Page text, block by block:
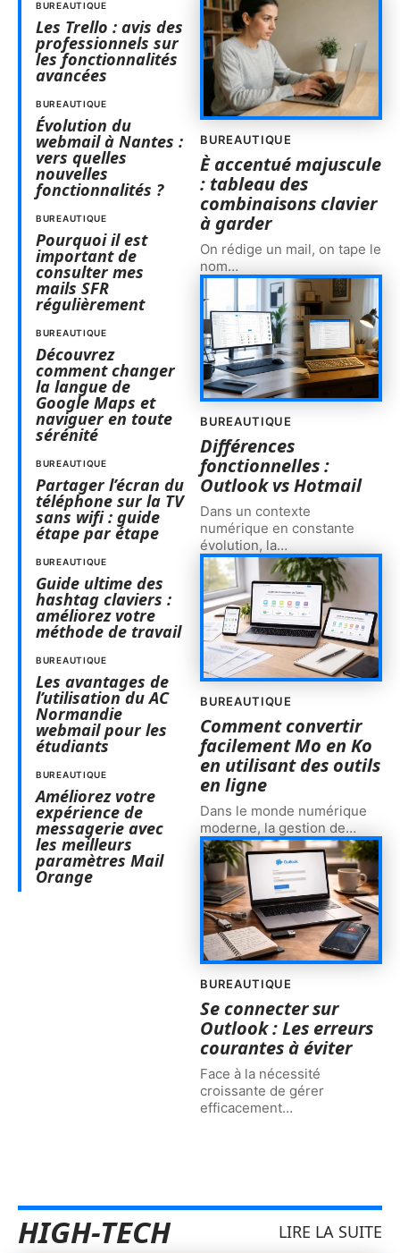
BUREAUTIQUE
Les Trello : avis des
professionnels sur
les fonctionnalités
avancées
BUREAUTIQUE
Évolution du
webmail à Nantes :
vers quelles
nouvelles
fonctionnalités ?
BUREAUTIQUE
Pourquoi il est
important de
consulter mes
mails SFR
régulièrement
BUREAUTIQUE
Découvrez
comment changer
la langue de
Google Maps et
naviguer en toute
sérénité
BUREAUTIQUE
Partager l’écran du
téléphone sur la TV
sans wifi : guide
étape par étape
BUREAUTIQUE
Guide ultime des
hashtag claviers :
améliorez votre
méthode de travail
BUREAUTIQUE
Les avantages de
l’utilisation du AC
Normandie
webmail pour les
étudiants
BUREAUTIQUE
Améliorez votre
expérience de
messagerie avec
les meilleurs
paramètres Mail
Orange
BUREAUTIQUE
È accentué majuscule
: tableau des
combinaisons clavier
à garder
On rédige un mail, on tape le
nom…
BUREAUTIQUE
Différences
fonctionnelles :
Outlook vs Hotmail
Dans un contexte
numérique en constante
évolution, la…
BUREAUTIQUE
Comment convertir
facilement Mo en Ko
en utilisant des outils
en ligne
Dans le monde numérique
moderne, la gestion de…
BUREAUTIQUE
Se connecter sur
Outlook : Les erreurs
courantes à éviter
Face à la nécessité
croissante de gérer
efficacement…
HIGH-TECH LIRE LA SUITE